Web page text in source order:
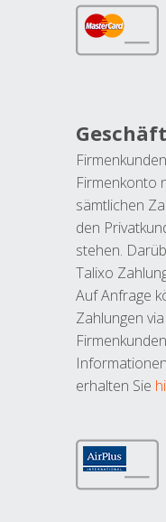
Firmenkonto
sämtlichen
den
stehen.
Talixo
Auf Anfrage
Zahlungen
erhalten Sie